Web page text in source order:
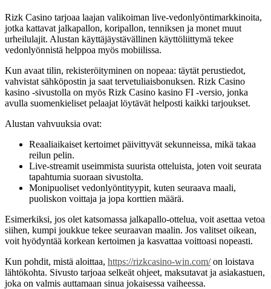
Rizk Casino tarjoaa laajan valikoiman live‑vedonlyöntimarkkinoita,
jotka kattavat jalkapallon, koripallon, tenniksen ja monet muut
urheilulajit. Alustan käyttäjäystävällinen käyttöliittymä tekee
vedonlyönnistä helppoa myös mobiilissa.
Kun avaat tilin, rekisteröityminen on nopeaa: täytät perustiedot,
vahvistat sähköpostin ja saat tervetuliaisbonuksen. Rizk Casino
kasino -sivustolla on myös Rizk Casino kasino FI -versio, jonka
avulla suomenkieliset pelaajat löytävät helposti kaikki tarjoukset.
Alustan vahvuuksia ovat:
Reaaliaikaiset kertoimet päivittyvät sekunneissa, mikä takaa
reilun pelin.
Live‑streamit useimmista suurista otteluista, joten voit seurata
tapahtumia suoraan sivustolta.
Monipuoliset vedonlyöntityypit, kuten seuraava maali,
puoliskon voittaja ja jopa korttien määrä.
Esimerkiksi, jos olet katsomassa jalkapallo-ottelua, voit asettaa vetoa
siihen, kumpi joukkue tekee seuraavan maalin. Jos valitset oikean,
voit hyödyntää korkean kertoimen ja kasvattaa voittoasi nopeasti.
Kun pohdit, mistä aloittaa, https://rizkcasino-win.com/on loistava
lähtökohta. Sivusto tarjoaa selkeät ohjeet, maksutavat ja asiakastuen,
joka on valmis auttamaan sinua jokaisessa vaiheessa.